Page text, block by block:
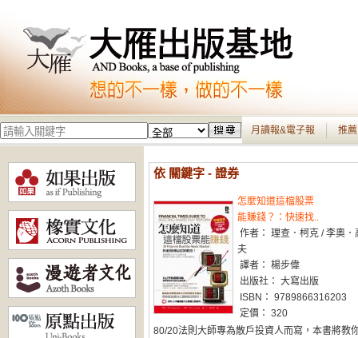
月讀報&電子報 推
依 關鍵字 - 證券
怎麼知道這檔股票
能賺錢？：快速找..
作者： 理查．柯克 / 李奧．
夫
譯者： 楊步偉
出版社： 大寫出版
ISBN： 9789866316203
定價： 320
80/20法則大師專為散戶投資人而寫，本書將教